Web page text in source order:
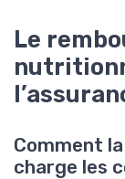
Le
Comment
charge les